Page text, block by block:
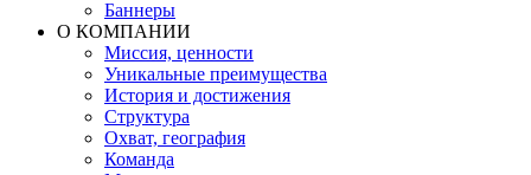
Баннеры
О КОМПАНИИ
Миссия, ценности
Уникальные преимущества
История и достижения
Структура
Охват, география
Команда